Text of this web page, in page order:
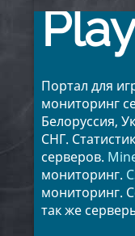
Портал для
мониторинг
Белоруссия,
СНГ.
серверов.
мониторинг.
мониторинг.
так же